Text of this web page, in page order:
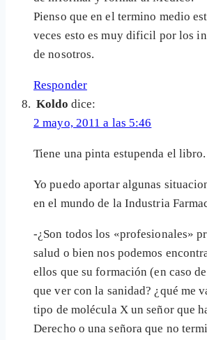
Pienso que en el termino medio
veces esto es muy dificil por los
de nosotros.
Responder
Koldo dice:
2 mayo, 2011 a las 5:46
Tiene una pinta estupenda el libro.
Yo puedo aportar algunas
en el mundo de la Industria
-¿Son todos los «profesionales»
salud o bien nos podemos
ellos que su formación (en caso
que ver con la sanidad? ¿qué me
tipo de molécula X un señor que
Derecho o una señora que no